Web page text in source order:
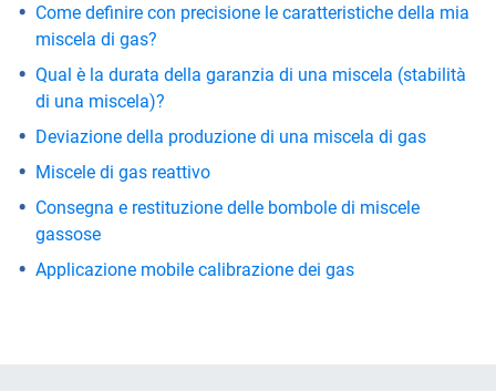
Come definire con precisione le caratteristiche della mia
miscela di gas?
Qual è la durata della garanzia di una miscela (stabilità
di una miscela)?
Deviazione della produzione di una miscela di gas
Miscele di gas reattivo
Consegna e restituzione delle bombole di miscele
gassose
Applicazione mobile calibrazione dei gas